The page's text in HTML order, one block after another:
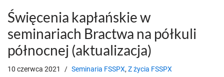
Święcenia kapłańskie w
seminariach Bractwa na półkuli
północnej (aktualizacja)
10 czerwca 2021 Seminaria FSSPX, Z życia FSSPX